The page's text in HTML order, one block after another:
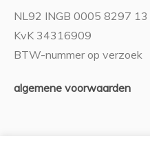
NL92 INGB 0005 8297 13
KvK 34316909
BTW-nummer op verzoek
algemene voorwaarden